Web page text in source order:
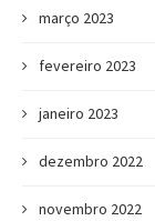
março 2023
fevereiro 2023
janeiro 2023
dezembro 2022
novembro 2022